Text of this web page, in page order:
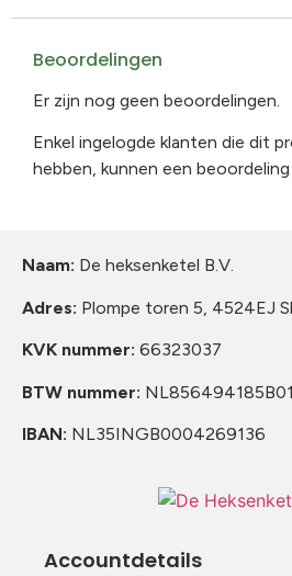
Beoordelingen
Er zijn nog geen beoordelingen.
Enkel ingelogde klanten die dit
hebben, kunnen een
Naam: De heksenketel B.V.
Adres: Plompe toren 5, 4524EJ
KVK nummer: 66323037
BTW nummer: NL856494185B01
IBAN: NL35INGB0004269136
Accountdetails